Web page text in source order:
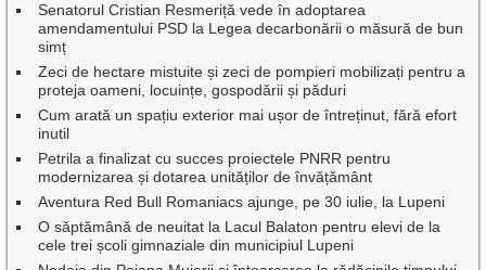
Senatorul Cristian Resmeriță vede în adoptarea
amendamentului PSD la Legea decarbonării o măsură de bun
simț
Zeci de hectare mistuite și zeci de pompieri mobilizați pentru a
proteja oameni, locuințe, gospodării și păduri
Cum arată un spațiu exterior mai ușor de întreținut, fără efort
inutil
Petrila a finalizat cu succes proiectele PNRR pentru
modernizarea și dotarea unităților de învățământ
Aventura Red Bull Romaniacs ajunge, pe 30 iulie, la Lupeni
O săptămână de neuitat la Lacul Balaton pentru elevi de la
cele trei școli gimnaziale din municipiul Lupeni